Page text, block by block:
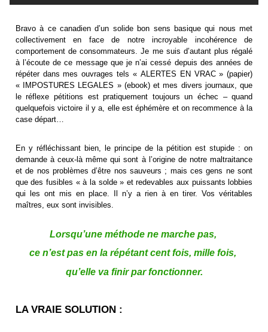
Bravo à ce canadien d’un solide bon sens basique qui nous met
collectivement en face de notre incroyable incohérence de
comportement de consommateurs. Je me suis d’autant plus régalé
à l’écoute de ce message que je n’ai cessé depuis des années de
répéter dans mes ouvrages tels « ALERTES EN VRAC » (papier)
« IMPOSTURES LEGALES » (ebook) et mes divers journaux, que
le réflexe pétitions est pratiquement toujours un échec – quand
quelquefois victoire il y a, elle est éphémère et on recommence à la
case départ…
En y réfléchissant bien, le principe de la pétition est stupide : on
demande à ceux-là même qui sont à l’origine de notre maltraitance
et de nos problèmes d’être nos sauveurs ; mais ces gens ne sont
que des fusibles « à la solde » et redevables aux puissants lobbies
qui les ont mis en place. Il n’y a rien à en tirer. Vos véritables
maîtres, eux sont invisibles.
Lorsqu’une méthode ne marche pas,
ce n’est pas en la répétant cent fois, mille fois,
qu’elle va finir par fonctionner.
LA VRAIE SOLUTION :